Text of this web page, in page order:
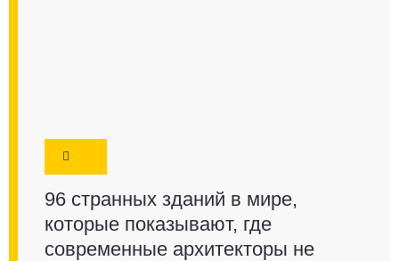
96 странных зданий в мире,
которые показывают, где
современные архитекторы не